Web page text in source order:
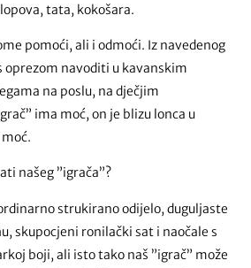
tata, kokošara.
pomoći, ali i odmoći. Iz navedenog
oprezom navoditi u kavanskim
na poslu, na dječjim
ima moć, on je blizu lonca u
našeg ”igrača”?
strukirano odijelo, duguljaste
skupocjeni ronilački sat i naočale s
boji, ali isto tako naš ”igrač” može